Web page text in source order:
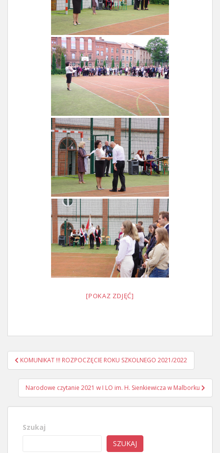
[POKAZ ZDJĘĆ]
Nawigacja
wpisu
KOMUNIKAT !!! ROZPOCZĘCIE ROKU SZKOLNEGO 2021/2022
Narodowe czytanie 2021 w I LO im. H. Sienkiewicza w Malborku
Szukaj
SZUKAJ